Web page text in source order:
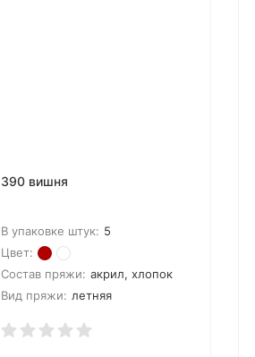
390 вишня
В упаковке штук: 5
Цвет:
Состав пряжи: акрил, хлопок
Вид пряжи: летняя